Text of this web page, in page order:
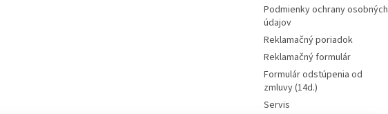
Podmienky ochrany osobných
údajov
Reklamačný poriadok
Reklamačný formulár
Formulár odstúpenia od
zmluvy (14d.)
Servis